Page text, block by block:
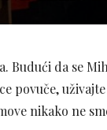
da se
povuče,
nikako ne